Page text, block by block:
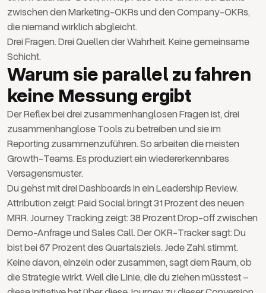
zwischen den Marketing-OKRs und den Company-OKRs,
die niemand wirklich abgleicht.
Drei Fragen. Drei Quellen der Wahrheit. Keine gemeinsame
Schicht.
Warum sie parallel zu fahren
keine Messung ergibt
Der Reflex bei drei zusammenhanglosen Fragen ist, drei
zusammenhanglose Tools zu betreiben und sie im
Reporting zusammenzuführen. So arbeiten die meisten
Growth-Teams. Es produziert ein wiedererkennbares
Versagensmuster.
Du gehst mit drei Dashboards in ein Leadership Review.
Attribution zeigt: Paid Social bringt 31 Prozent des neuen
MRR. Journey Tracking zeigt: 38 Prozent Drop-off zwischen
Demo-Anfrage und Sales Call. Der OKR-Tracker sagt: Du
bist bei 67 Prozent des Quartalsziels. Jede Zahl stimmt.
Keine davon, einzeln oder zusammen, sagt dem Raum, ob
die Strategie wirkt. Weil die Linie, die du ziehen müsstest –